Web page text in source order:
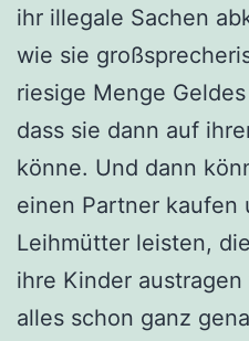
ihr illegale Sachen
wie sie
riesige Menge
dass sie dann auf
könne. Und dann
einen Partner kaufen
Leihmütter leisten,
ihre Kinder
alles schon ganz